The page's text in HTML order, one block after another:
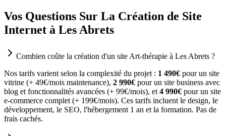
Vos Questions Sur La Création de Site
Internet à Les Abrets
Combien coûte la création d'un site Art-thérapie à Les Abrets ?
Nos tarifs varient selon la complexité du projet : 1 490€ pour un site
vitrine (+ 49€/mois maintenance), 2 990€ pour un site business avec
blog et fonctionnalités avancées (+ 99€/mois), et 4 990€ pour un site
e-commerce complet (+ 199€/mois). Ces tarifs incluent le design, le
développement, le SEO, l'hébergement 1 an et la formation. Pas de
frais cachés.